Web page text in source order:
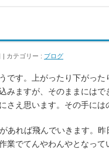
カテゴリー : ブログ
です。上がったり下がっ
みますが、そのままには
さえ思います。その手には
あれば飛んでいきます。
業でてんやわんやとなっ